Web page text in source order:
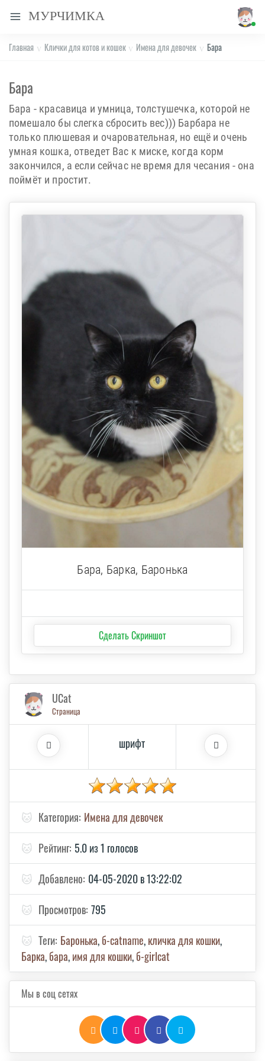
МУРЧИМКА
Главная Клички для котов и кошек Имена для девочек Бара
Бара
Бара - красавица и умница, толстушечка, которой не
помешало бы слегка сбросить вес))) Барбара не
только плюшевая и очаровательная, но ещё и очень
умная кошка, отведет Вас к миске, когда корм
закончился, а если сейчас не время для чесания - она
поймёт и простит.
Бара, Барка, Баронька
Сделать Скриншот
UCat
Страница
шрифт
🐱 Категория: Имена для девочек
🐱 Рейтинг: 5.0 из 1 голосов
🐱 Добавлено: 04-05-2020 в 13:22:02
🐱 Просмотров: 795
🐱 Теги: Баронька,б-catname,кличка для кошки,
Барка,бара,имя для кошки,б-girlcat
Мы в соц сетях